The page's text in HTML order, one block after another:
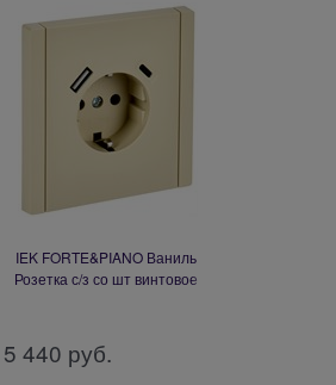
IEK FORTE&PIANO Ваниль
Розетка с/з со шт винтовое
5 440 руб.